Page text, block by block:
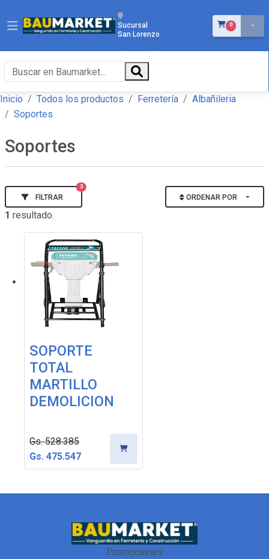
Sucursal
San Lorenzo
0ÍTEMS EN EL
Inicio Todos los productos Ferretería
Albañileria
Soportes
Soportes
FILTRAR
3
ORDENAR POR
1 resultado.
SOPORTE
TOTAL
MARTILLO
DEMOLICION
Gs. 528.385
Gs. 475.547
Promociones